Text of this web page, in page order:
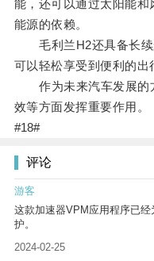
能，还可以通过太阳能
能源的依赖。
毛利兰H2还具备长续
可以轻松享受到便利的出
作为未来汽车发展的
效等方面发挥重要作用。
#18#
评论
游客
这款加速器VPM应用程序已
护。
2024-02-25